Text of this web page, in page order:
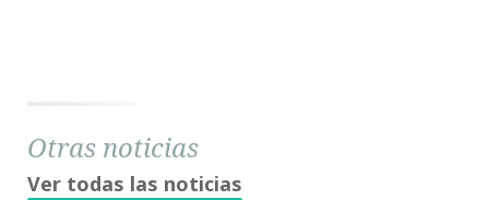
Otras noticias
Ver todas las noticias